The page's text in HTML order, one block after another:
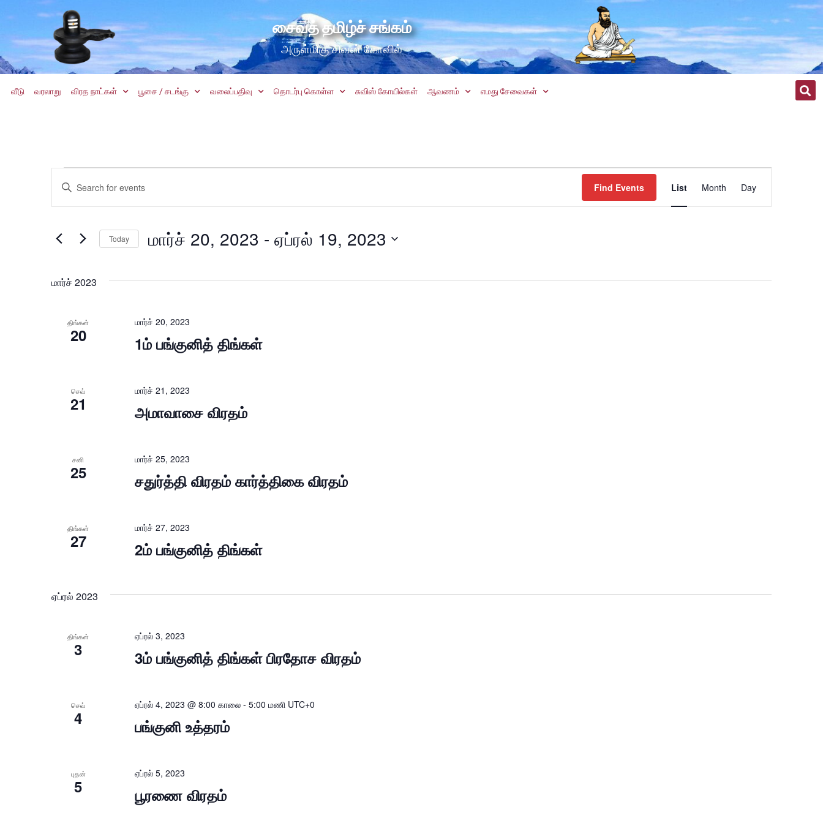
சைவத் தமிழ்ச் சங்கம்
அருள்மிகு சிவன் கோவில்
வீடு வரலாறு விரத நாட்கள் பூசை / சடங்கு வலைப்பதிவு தொடர்பு கொள்ள சுவிஸ் கோயில்கள் ஆவணம் எமது சேவைகள்
Events
Search
Views
Navigation
Enter
Keyword.
for
Keyword.
Find Events
Views
List Month Day
Today மார்ச் 20, 2023 - ஏப்ரல் 19, 2023
மார்ச் 2023
திங்கள்
20 1ம் பங்குனித் திங்கள்
மார்ச் 20, 2023
செவ்
21 அமாவாசை விரதம்
மார்ச் 21, 2023
சனி
25 சதுர்த்தி விரதம் கார்த்திகை விரதம்
மார்ச் 25, 2023
திங்கள்
27 2ம் பங்குனித் திங்கள்
மார்ச் 27, 2023
ஏப்ரல் 2023
திங்கள்
3 3ம் பங்குனித் திங்கள் பிரதோச விரதம்
ஏப்ரல் 3, 2023
செவ்
4 பங்குனி உத்தரம்
ஏப்ரல் 4, 2023 @ 8:00 காலை- 5:00 மணி UTC+0
புதன்
5 பூரணை விரதம்
ஏப்ரல் 5, 2023